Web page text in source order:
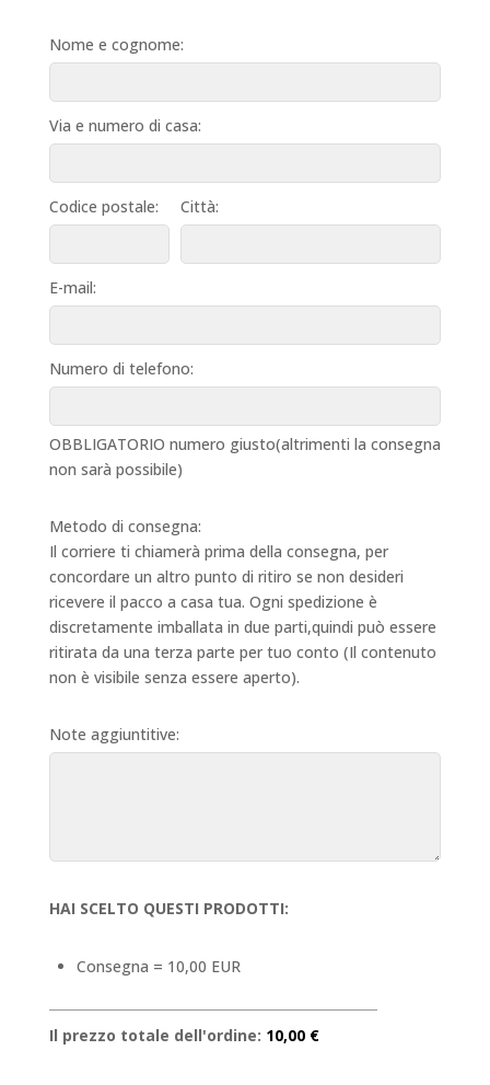
Nome e cognome:
Via e numero di casa:
Codice postale: Città:
E-mail:
Numero di telefono:
OBBLIGATORIO numero giusto(altrimenti la consegna
non sarà possibile)
Metodo di consegna:
Il corriere ti chiamerà prima della consegna, per
concordare un altro punto di ritiro se non desideri
ricevere il pacco a casa tua. Ogni spedizione è
discretamente imballata in due parti,quindi può essere
ritirata da una terza parte per tuo conto (Il contenuto
non è visibile senza essere aperto).
Note aggiuntitive:
HAI SCELTO QUESTI PRODOTTI:
Consegna = 10,00 EUR
Il prezzo totale dell'ordine: 10,00 €